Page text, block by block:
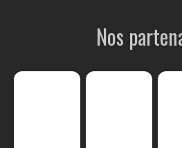
Nos